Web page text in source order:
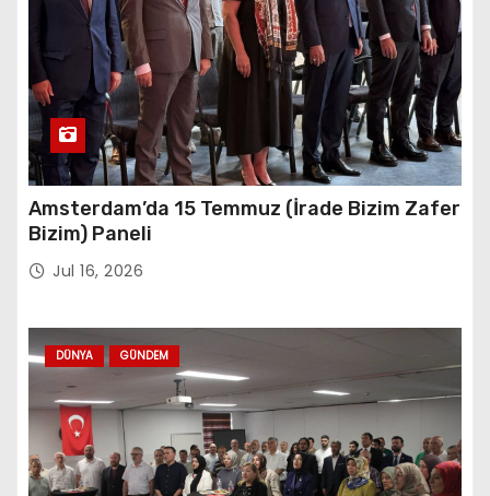
Amsterdam’da 15 Temmuz (İrade Bizim Zafer
Bizim) Paneli
Jul 16, 2026
DÜNYA GÜNDEM